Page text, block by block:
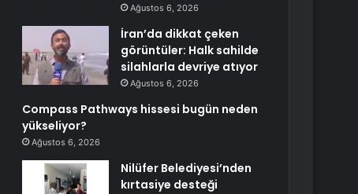
Ağustos 6, 2026
İran’da dikkat çeken
görüntüler: Halk sahilde
silahlarla devriye atıyor
Ağustos 6, 2026
Compass Pathways hissesi bugün neden
yükseliyor?
Ağustos 6, 2026
Nilüfer Belediyesi’nden
kırtasiye desteği